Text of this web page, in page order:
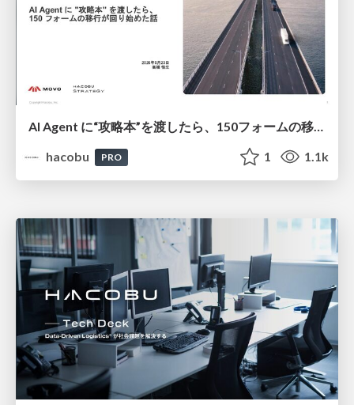
AI Agent に“攻略本”を渡したら、150フォームの移行が回り始めた話/登壇資料（高橋 悟生）
hacobu
PRO 1 1.1k